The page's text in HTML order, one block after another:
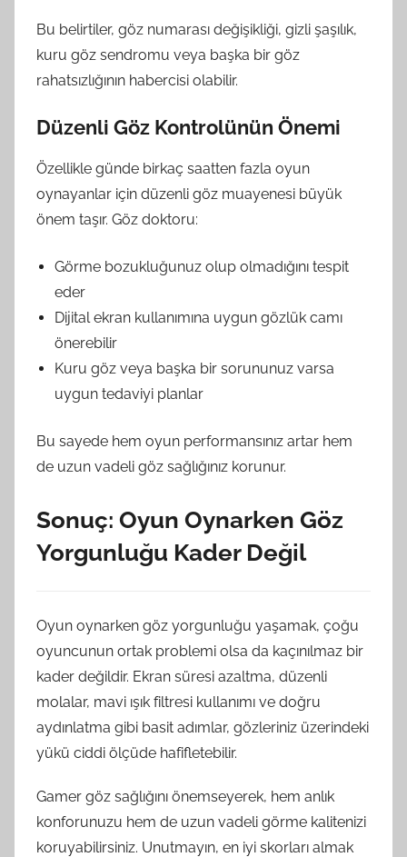
Bu belirtiler, göz numarası değişikliği, gizli şaşılık,
kuru göz sendromu veya başka bir göz
rahatsızlığının habercisi olabilir.
Düzenli Göz Kontrolünün Önemi
Özellikle günde birkaç saatten fazla oyun
oynayanlar için düzenli göz muayenesi büyük
önem taşır. Göz doktoru:
Görme bozukluğunuz olup olmadığını tespit
eder
Dijital ekran kullanımına uygun gözlük camı
önerebilir
Kuru göz veya başka bir sorununuz varsa
uygun tedaviyi planlar
Bu sayede hem oyun performansınız artar hem
de uzun vadeli göz sağlığınız korunur.
Sonuç: Oyun Oynarken Göz
Yorgunluğu Kader Değil
Oyun oynarken göz yorgunluğu yaşamak, çoğu
oyuncunun ortak problemi olsa da kaçınılmaz bir
kader değildir. Ekran süresi azaltma, düzenli
molalar, mavi ışık filtresi kullanımı ve doğru
aydınlatma gibi basit adımlar, gözleriniz üzerindeki
yükü ciddi ölçüde hafifletebilir.
Gamer göz sağlığını önemseyerek, hem anlık
konforunuzu hem de uzun vadeli görme kalitenizi
koruyabilirsiniz. Unutmayın, en iyi skorları almak